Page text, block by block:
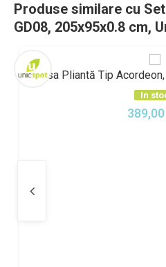
Produse similare cu
GD08, 205x95x0.8 cm,
Usa Pliantă Tip
In
389,00